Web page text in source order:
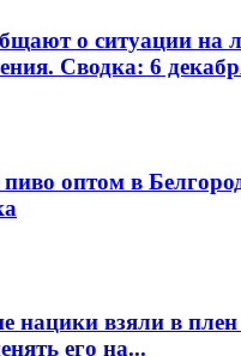
о ситуации на
Сводка: 6
пиво оптом в
нацики взяли в
его на...